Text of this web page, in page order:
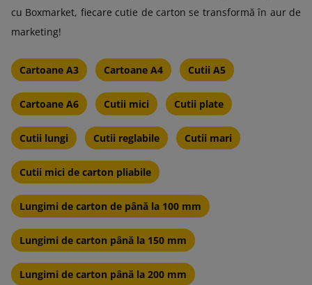
cu Boxmarket, fiecare cutie de carton se transformă în aur de
marketing!
Cartoane A3 Cartoane A4 Cutii A5
Cartoane A6 Cutii mici Cutii plate
Cutii lungi Cutii reglabile Cutii mari
Cutii mici de carton pliabile
Lungimi de carton de până la 100 mm
Lungimi de carton până la 150 mm
Lungimi de carton până la 200 mm